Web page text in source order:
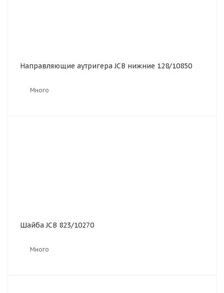
Направляющие аутригера JCB нижние 128/10850
Много
Шайба JCB 823/10270
Много